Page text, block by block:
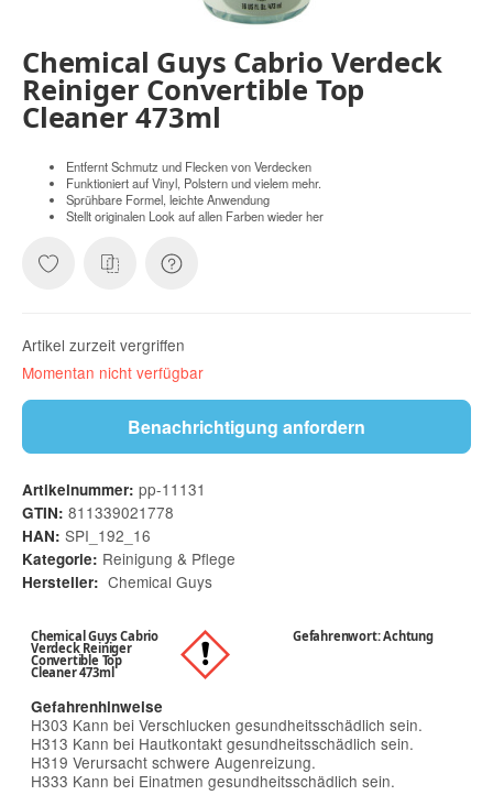
Chemical Guys Cabrio Verdeck
Reiniger Convertible Top
Cleaner 473ml
Entfernt Schmutz und Flecken von Verdecken
Funktioniert auf Vinyl, Polstern und vielem mehr.
Sprühbare Formel, leichte Anwendung
Stellt originalen Look auf allen Farben wieder her
Artikel zurzeit vergriffen
Momentan nicht verfügbar
Benachrichtigung anfordern
Artikelnummer: pp-11131
GTIN: 811339021778
HAN: SPI_192_16
Kategorie: Reinigung & Pflege
Hersteller: Chemical Guys
Chemical Guys Cabrio
Verdeck Reiniger
Convertible Top
Cleaner 473ml
Gefahrenwort: Achtung
Gefahrenhinweise
H303 Kann bei Verschlucken gesundheitsschädlich sein.
H313 Kann bei Hautkontakt gesundheitsschädlich sein.
H319 Verursacht schwere Augenreizung.
H333 Kann bei Einatmen gesundheitsschädlich sein.